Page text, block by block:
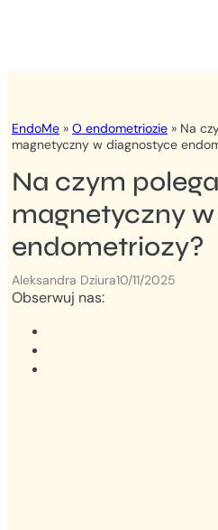
EndoMe » O endometriozie » Na
magnetyczny w diagnostyce
Na czym
magnetyczny
endometriozy?
Aleksandra Dziura10/11/2025
Obserwuj nas: